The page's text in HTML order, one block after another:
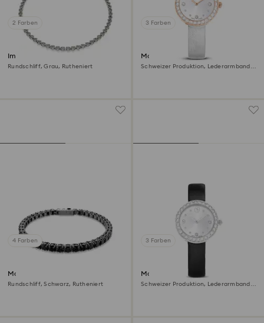
2 Farben
Imber Tennis Halskette
Rundschliff, Grau, Rutheniert
3 Farben
Matrix tennis Uhr
Schweizer Produktion, Lederarmband,
4 Farben
Matrix Tennis Armband
Rundschliff, Schwarz, Rutheniert
3 Farben
Matrix tennis Uhr
Schweizer Produktion, Lederarmband,